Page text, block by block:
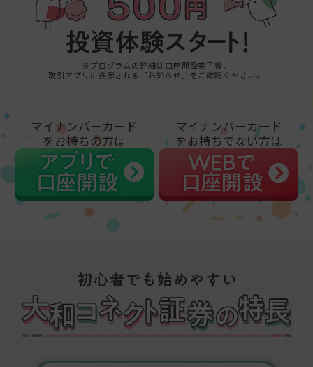
※プログラムの詳細は口座開設完了後、
取引アプリに表示される「お知らせ」をご確認ください。
マイナンバーカード
をお持ちの方は
マイナンバーカード
をお持ちでない方は